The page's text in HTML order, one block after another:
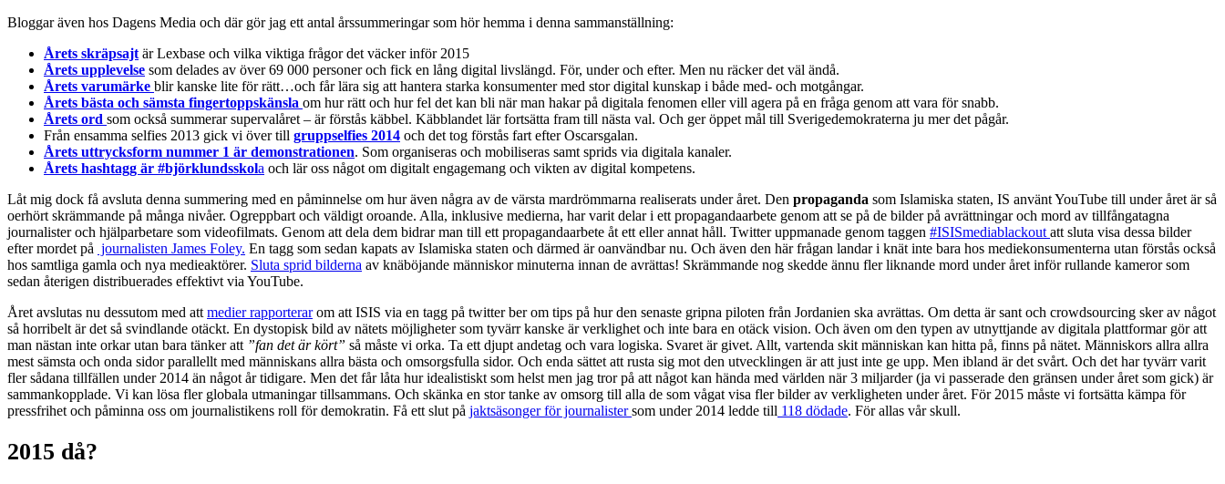
Bloggar även hos Dagens Media och där gör jag ett antal årssummeringar som hör hemma i denna sammanställning:
Årets skräpsajt är Lexbase och vilka viktiga frågor det väcker inför 2015
Årets upplevelse som delades av över 69 000 personer och fick en lång digital livslängd. För, under och efter. Men nu räcker det väl ändå.
Årets varumärke blir kanske lite för rätt…och får lära sig att hantera starka konsumenter med stor digital kunskap i både med- och motgångar.
Årets bästa och sämsta fingertoppskänsla om hur rätt och hur fel det kan bli när man hakar på digitala fenomen eller vill agera på en fråga genom att vara för snabb.
Årets ord som också summerar supervalåret – är förstås käbbel. Käbblandet lär fortsätta fram till nästa val. Och ger öppet mål till Sverigedemokraterna ju mer det pågår.
Från ensamma selfies 2013 gick vi över till gruppselfies 2014 och det tog förstås fart efter Oscarsgalan.
Årets uttrycksform nummer 1 är demonstrationen. Som organiseras och mobiliseras samt sprids via digitala kanaler.
Årets hashtagg är #björklundsskola och lär oss något om digitalt engagemang och vikten av digital kompetens.
Låt mig dock få avsluta denna summering med en påminnelse om hur även några av de värsta mardrömmarna realiserats under året. Den propaganda som Islamiska staten, IS använt YouTube till under året är så
oerhört skrämmande på många nivåer. Ogreppbart och väldigt oroande. Alla, inklusive medierna, har varit delar i ett propagandaarbete genom att se på de bilder på avrättningar och mord av tillfångatagna
journalister och hjälparbetare som videofilmats. Genom att dela dem bidrar man till ett propagandaarbete åt ett eller annat håll. Twitter uppmanade genom taggen #ISISmediablackout att sluta visa dessa bilder
efter mordet på journalisten James Foley. En tagg som sedan kapats av Islamiska staten och därmed är oanvändbar nu. Och även den här frågan landar i knät inte bara hos mediekonsumenterna utan förstås också
hos samtliga gamla och nya medieaktörer. Sluta sprid bilderna av knäböjande människor minuterna innan de avrättas! Skrämmande nog skedde ännu fler liknande mord under året inför rullande kameror som
sedan återigen distribuerades effektivt via YouTube.
Året avslutas nu dessutom med att medier rapporterarom att ISIS via en tagg på twitter ber om tips på hur den senaste gripna piloten från Jordanien ska avrättas. Om detta är sant och crowdsourcing sker av något
så horribelt är det så svindlande otäckt. En dystopisk bild av nätets möjligheter som tyvärr kanske är verklighet och inte bara en otäck vision. Och även om den typen av utnyttjande av digitala plattformar gör att
man nästan inte orkar utan bara tänker att ”fan det är kört” så måste vi orka. Ta ett djupt andetag och vara logiska. Svaret är givet. Allt, vartenda skit människan kan hitta på, finns på nätet. Människors allra allra
mest sämsta och onda sidor parallellt med människans allra bästa och omsorgsfulla sidor. Och enda sättet att rusta sig mot den utvecklingen är att just inte ge upp. Men ibland är det svårt. Och det har tyvärr varit
fler sådana tillfällen under 2014 än något år tidigare. Men det får låta hur idealistiskt som helst men jag tror på att något kan hända med världen när 3 miljarder (ja vi passerade den gränsen under året som gick) är
sammankopplade. Vi kan lösa fler globala utmaningar tillsammans. Och skänka en stor tanke av omsorg till alla de som vågat visa fler bilder av verkligheten under året. För 2015 måste vi fortsätta kämpa för
pressfrihet och påminna oss om journalistikens roll för demokratin. Få ett slut på jaktsäsonger för journalistersom under 2014 ledde till 118 dödade. För allas vår skull.
2015 då?